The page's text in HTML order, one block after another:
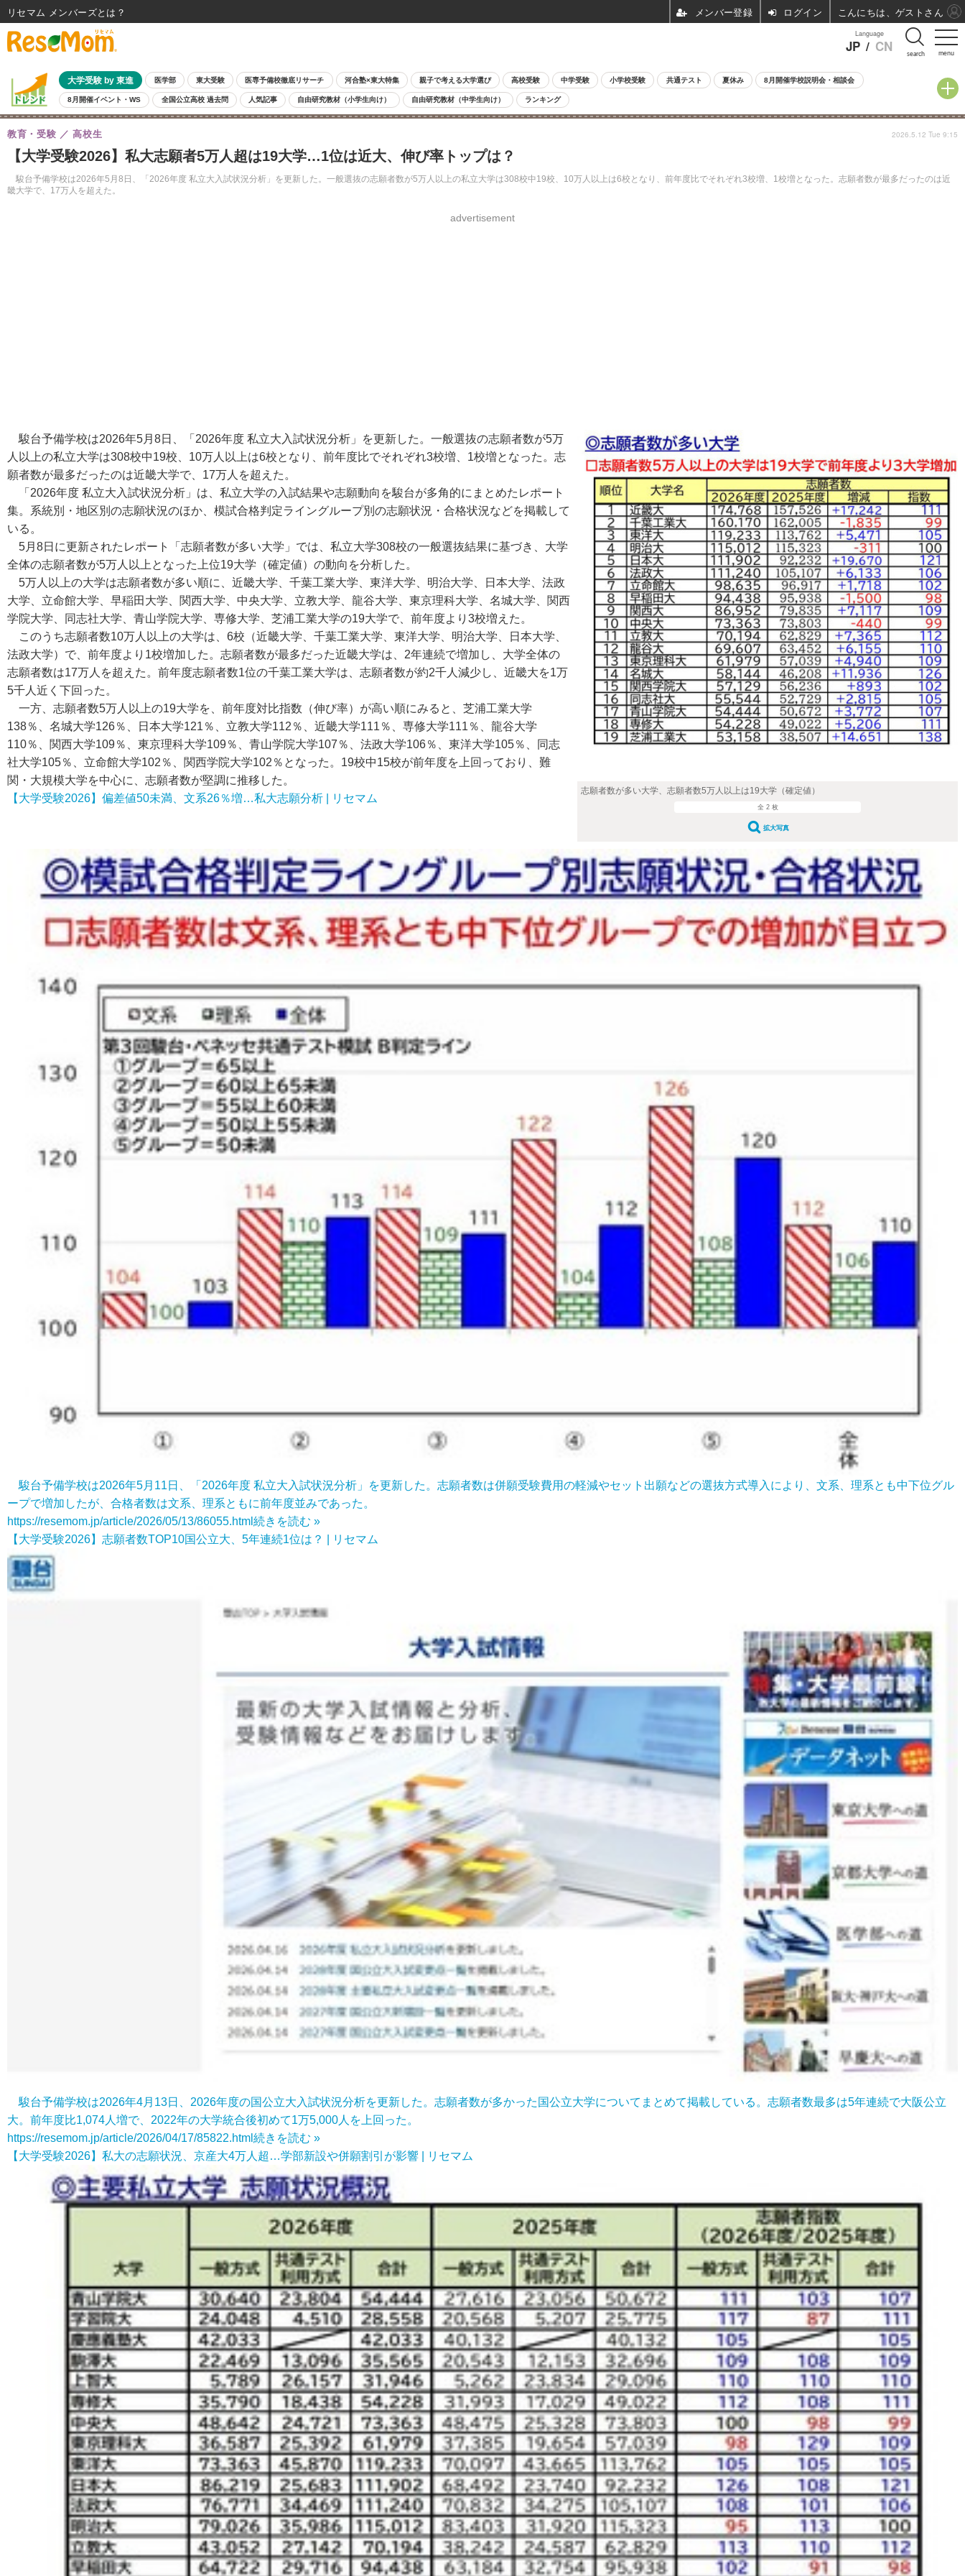
menu
Language
JP / CN search
大学受験 by 東進 医学部 東大受験 医専予備校徹底リサーチ 河合塾×東大特集 親子で考える大学選び 高校受験 中学受験 小学校受験 共通テスト 夏休み 8月開催学校説明会・相談会
8月開催イベント・WS 全国公立高校 過去問 人気記事 自由研究教材（小学生向け） 自由研究教材（中学生向け） ランキング
【大学受験2026】私大志願者5万人超は19大学…1位は近大、伸び率トップは？
駿台予備学校は2026年5月8日、「2026年度 私立大入試状況分析」を更新した。一般選抜の志願者数が5万人以上の私立大学は308校中19校、10万人以上は6校となり、前年度比でそれぞれ3校増、1校増となった。志願者数が最多だったのは近
畿大学で、17万人を超えた。
教育・受験 高校生
advertisement
2026.5.12 Tue 9:15
志願者数が多い大学、志願者数5万人以上は19大学（確定値）
全 2 枚
拡大写真
駿台予備学校は2026年5月8日、「2026年度 私立大入試状況分析」を更新した。一般選抜の志願者数が5万
人以上の私立大学は308校中19校、10万人以上は6校となり、前年度比でそれぞれ3校増、1校増となった。志
願者数が最多だったのは近畿大学で、17万人を超えた。
「2026年度 私立大入試状況分析」は、私立大学の入試結果や志願動向を駿台が多角的にまとめたレポート
集。系統別・地区別の志願状況のほか、模試合格判定ライングループ別の志願状況・合格状況などを掲載して
いる。
5月8日に更新されたレポート「志願者数が多い大学」では、私立大学308校の一般選抜結果に基づき、大学
全体の志願者数が5万人以上となった上位19大学（確定値）の動向を分析した。
5万人以上の大学は志願者数が多い順に、近畿大学、千葉工業大学、東洋大学、明治大学、日本大学、法政
大学、立命館大学、早稲田大学、関西大学、中央大学、立教大学、龍谷大学、東京理科大学、名城大学、関西
学院大学、同志社大学、青山学院大学、専修大学、芝浦工業大学の19大学で、前年度より3校増えた。
このうち志願者数10万人以上の大学は、6校（近畿大学、千葉工業大学、東洋大学、明治大学、日本大学、
法政大学）で、前年度より1校増加した。志願者数が最多だった近畿大学は、2年連続で増加し、大学全体の
志願者数は17万人を超えた。前年度志願者数1位の千葉工業大学は、志願者数が約2千人減少し、近畿大を1万
5千人近く下回った。
一方、志願者数5万人以上の19大学を、前年度対比指数（伸び率）が高い順にみると、芝浦工業大学
138％、名城大学126％、日本大学121％、立教大学112％、近畿大学111％、専修大学111％、龍谷大学
110％、関西大学109％、東京理科大学109％、青山学院大学107％、法政大学106％、東洋大学105％、同志
社大学105％、立命館大学102％、関西学院大学102％となった。19校中15校が前年度を上回っており、難
関・大規模大学を中心に、志願者数が堅調に推移した。
【大学受験2026】偏差値50未満、文系26％増…私大志願分析 | リセマム
駿台予備学校は2026年5月11日、「2026年度 私立大入試状況分析」を更新した。志願者数は併願受験費用の軽減やセット出願などの選抜方式導入により、文系、理系とも中下位グル
ープで増加したが、合格者数は文系、理系ともに前年度並みであった。
https://resemom.jp/article/2026/05/13/86055.html 続きを読む »
【大学受験2026】志願者数TOP10国公立大、5年連続1位は？ | リセマム
駿台予備学校は2026年4月13日、2026年度の国公立大入試状況分析を更新した。志願者数が多かった国公立大学についてまとめて掲載している。志願者数最多は5年連続で大阪公立
大。前年度比1,074人増で、2022年の大学統合後初めて1万5,000人を上回った。
https://resemom.jp/article/2026/04/17/85822.html 続きを読む »
【大学受験2026】私大の志願状況、京産大4万人超…学部新設や併願割引が影響 | リセマム
リセマム メンバーズ ログイン こんにちは、ゲストさん